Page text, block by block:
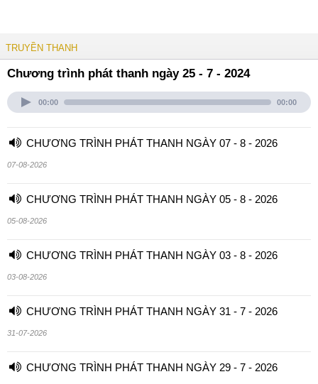
TRUYỀN THANH
Chương trình phát thanh ngày 25 - 7 - 2024
00:00 00:00
CHƯƠNG TRÌNH PHÁT THANH NGÀY 07 - 8 - 2026
07-08-2026
CHƯƠNG TRÌNH PHÁT THANH NGÀY 05 - 8 - 2026
05-08-2026
CHƯƠNG TRÌNH PHÁT THANH NGÀY 03 - 8 - 2026
03-08-2026
CHƯƠNG TRÌNH PHÁT THANH NGÀY 31 - 7 - 2026
31-07-2026
CHƯƠNG TRÌNH PHÁT THANH NGÀY 29 - 7 - 2026